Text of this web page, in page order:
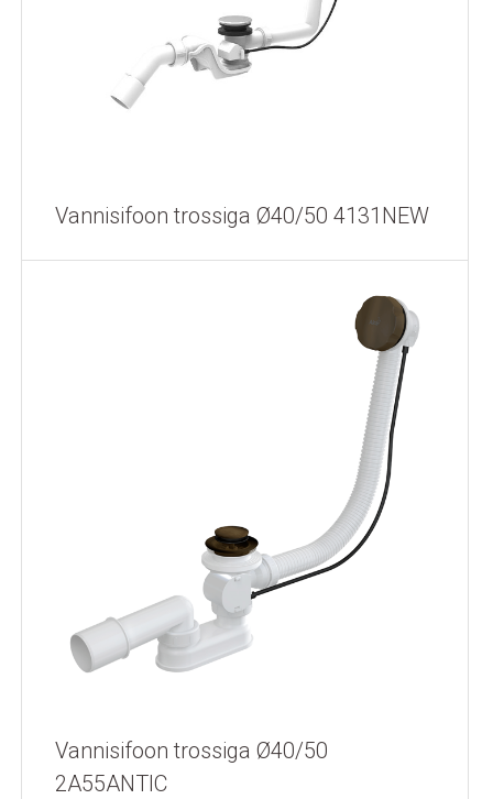
Vannisifoon trossiga Ø40/50 4131NEW
Vannisifoon trossiga Ø40/50
2A55ANTIC